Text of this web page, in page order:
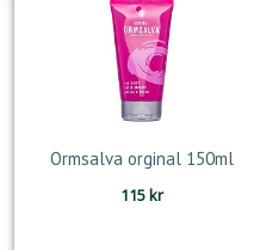
Ormsalva orginal 150ml
115kr